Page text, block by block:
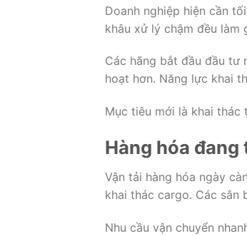
Doanh nghiệp hiện cần
khâu xử lý chậm đều làm
Các hãng bắt đầu đầu tư
hoạt hơn. Năng lực khai
Mục tiêu mới là khai thác
Hàng hóa
Vận tải hàng hóa ngày
khai thác cargo. Các sân
Nhu cầu vận chuyển